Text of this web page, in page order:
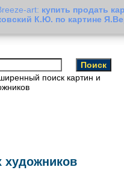
art: купить продать
К.Ю. по картине
поиск картин и
художников